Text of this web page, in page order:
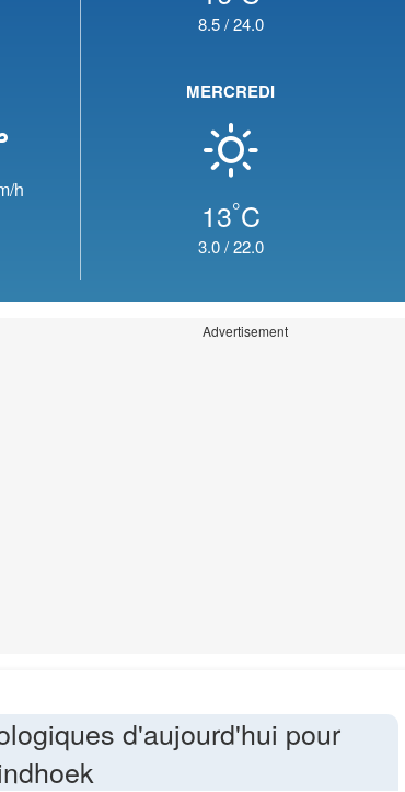
h
8.5/24.0
MERCREDI
13°C
3.0/22.0
Advertisement
d'aujourd'hui pour